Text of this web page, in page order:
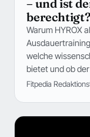
– und ist
berechtigt?
Warum HYROX
welche
bietet und ob
Fitpedia